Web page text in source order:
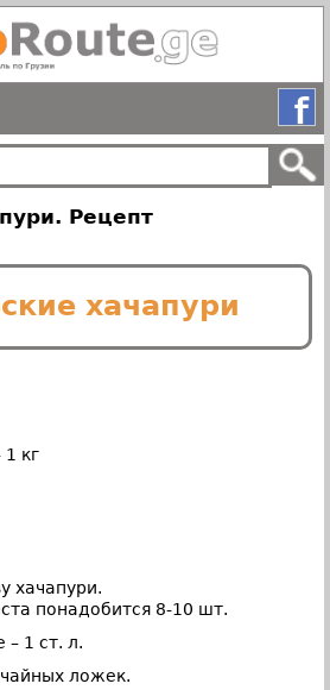
Рецепт
хачапури
кг
хачапури.
понадобится 8-10 шт.
– 1 ст. л.
ложек.